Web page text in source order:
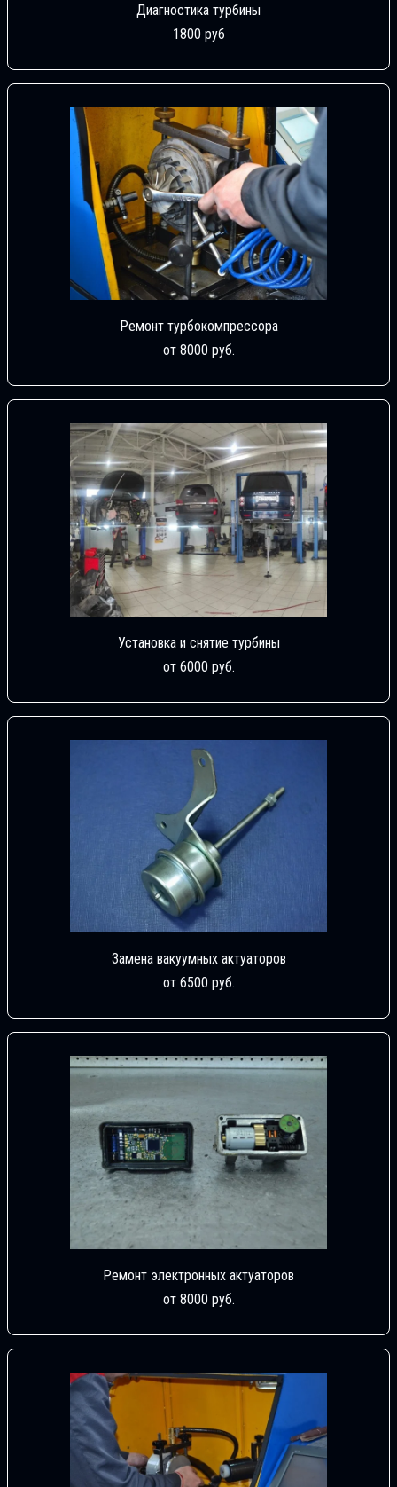
Диагностика турбины
1800 руб
Ремонт турбокомпрессора
от 8000 руб.
Установка и снятие турбины
от 6000 руб.
Замена вакуумных актуаторов
от 6500 руб.
Ремонт электронных актуаторов
от 8000 руб.